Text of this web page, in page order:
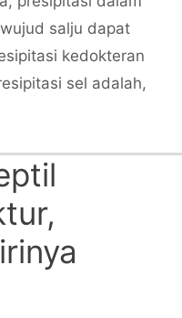
salju dapat
kedokteran
sel adalah,